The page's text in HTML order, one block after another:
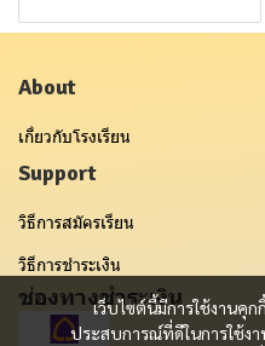
เว็บไซต์นี้มีการใช้งานคุ
ประสบการณ์ที่ดีในการใช้ง
About
เกี่ยวกับโรงเรียน
Support
วิธีการสมัครเรียน
วิธีการชำระเงิน
ช่องทางชำระเงิน